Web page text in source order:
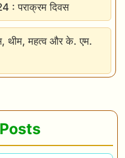
: पराक्रम दिवस
थीम, महत्व और के. एम.